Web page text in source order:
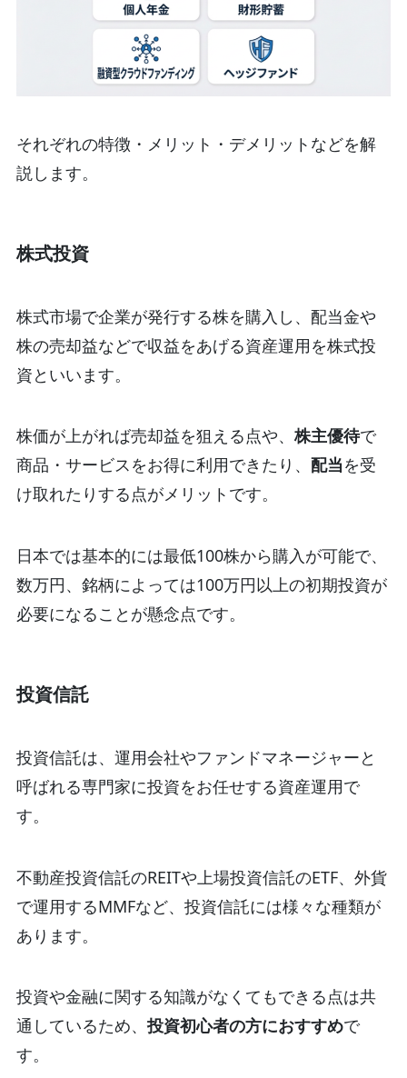
それぞれの特徴・メリット・デメリットなどを解
説します。
株式投資
株式市場で企業が発行する株を購入し、配当金や
株の売却益などで収益をあげる資産運用を株式投
資といいます。
株価が上がれば売却益を狙える点や、 株主優待で
商品・サービスをお得に利用できたり、 配当を受
け取れたりする点がメリットです。
日本では基本的には最低100株から購入が可能で、
数万円、銘柄によっては100万円以上の初期投資が
必要になることが懸念点です。
投資信託
投資信託は、運用会社やファンドマネージャーと
呼ばれる専門家に投資をお任せする資産運用で
す。
不動産投資信託のREITや上場投資信託のETF、外貨
で運用するMMFなど、投資信託には様々な種類が
あります。
投資や金融に関する知識がなくてもできる点は共
通しているため、 投資初心者の方におすすめで
す。